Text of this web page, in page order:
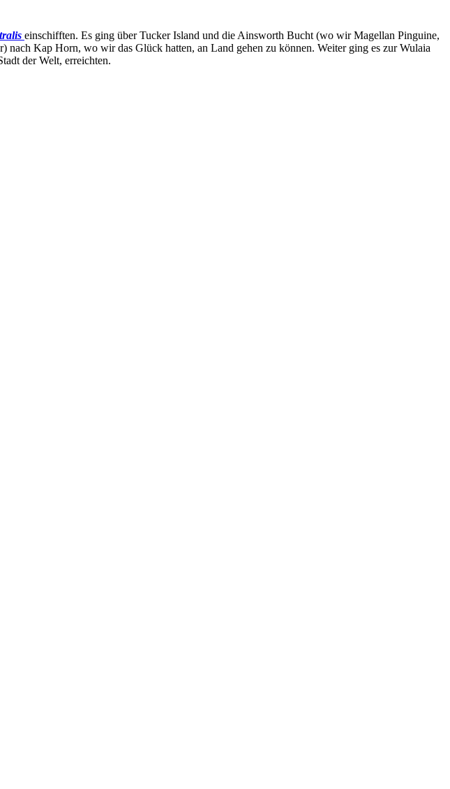
einschifften. Es ging über Tucker Island und die Ainsworth Bucht (wo wir Magellan Pinguine,
nach Kap Horn, wo wir das Glück hatten, an Land gehen zu können. Weiter ging es zur Wulaia
der Welt, erreichten.